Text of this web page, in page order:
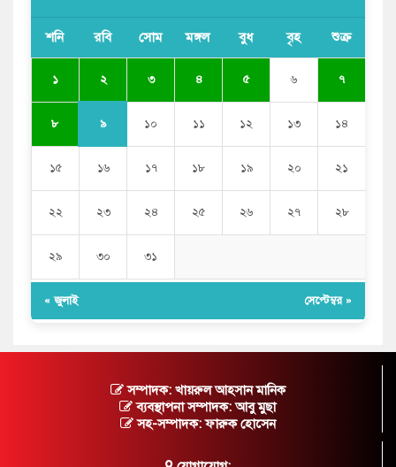
শনি রবি সোম মঙ্গল বুধ বৃহ শুক্র
১ ২ ৩ ৪ ৫ ৬ ৭
৮ ৯ ১০ ১১ ১২ ১৩ ১৪
১৫ ১৬ ১৭ ১৮ ১৯ ২০ ২১
২২ ২৩ ২৪ ২৫ ২৬ ২৭ ২৮
২৯ ৩০ ৩১
« জুলাই সেপ্টেম্বর »
সম্পাদক: খায়রুল আহসান মানিক
ব্যবস্থাপনা সম্পাদক: আবু মুছা
সহ-সম্পাদক: ফারুক হোসেন